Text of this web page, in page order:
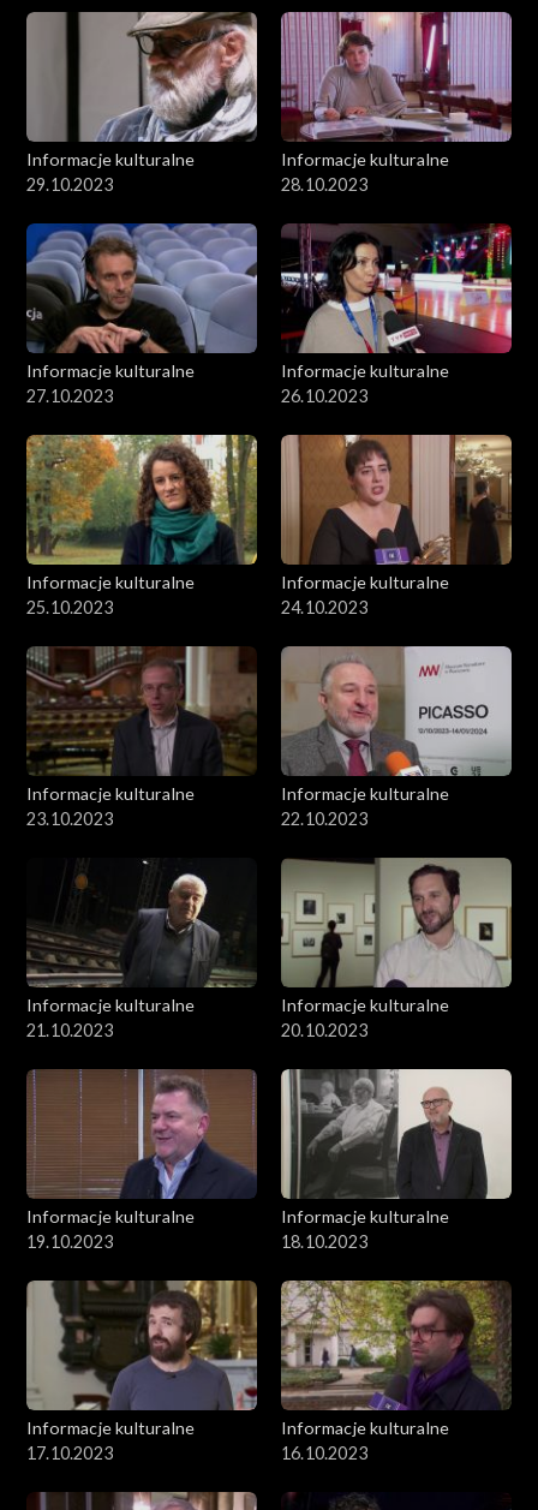
Informacje kulturalne
29.10.2023
Informacje kulturalne
28.10.2023
Informacje kulturalne
27.10.2023
Informacje kulturalne
26.10.2023
Informacje kulturalne
25.10.2023
Informacje kulturalne
24.10.2023
Informacje kulturalne
23.10.2023
Informacje kulturalne
22.10.2023
Informacje kulturalne
21.10.2023
Informacje kulturalne
20.10.2023
Informacje kulturalne
19.10.2023
Informacje kulturalne
18.10.2023
Informacje kulturalne
17.10.2023
Informacje kulturalne
16.10.2023